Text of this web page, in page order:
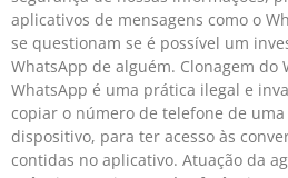
aplicativos de mensagens como o
se questionam se é possível um
WhatsApp de alguém. Clonagem do
WhatsApp é uma prática ilegal e
copiar o número de telefone de
dispositivo, para ter acesso às
contidas no aplicativo. Atuação da